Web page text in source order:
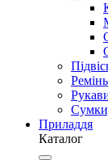
Приладдя
Каталог